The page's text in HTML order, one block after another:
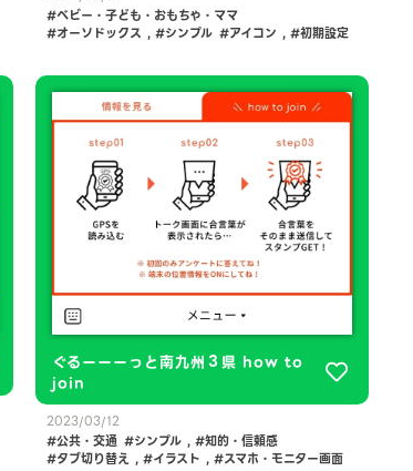
ベビー・子ども・おもちゃ・ママ
オーソドックス , シンプル アイコン , 初期設定
ぐるーーーっと南九州３県 how to
join
2023/03/12
公共・交通
シンプル ,
知的・信頼感
タブ切り替え , イラスト , スマホ・モニター画面